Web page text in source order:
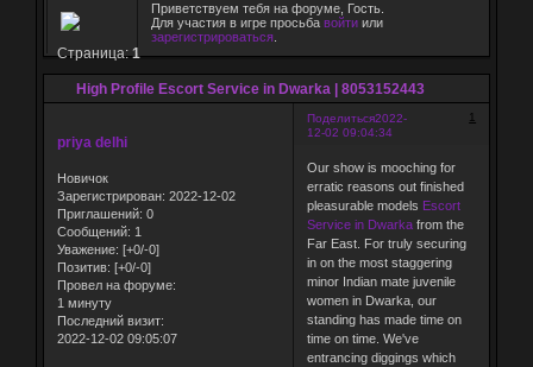
Приветствуем тебя на форуме, Гость.
Для участия в игре просьба войтиили
зарегистрироваться.
High Profile Escort Service in Dwarka | 8053152443
Страница:1
Поделиться 1
2022-
12-02 09:04:34
priya delhi
Новичок
Зарегистрирован: 2022-12-02
Приглашений: 0
Сообщений: 1
Уважение: [+0/-0]
Позитив: [+0/-0]
Провел на форуме:
1 минуту
Последний визит:
2022-12-02 09:05:07
Our show is mooching for
erratic reasons out finished
pleasurable models Escort
Service in Dwarkafrom the
Far East. For truly securing
in on the most staggering
minor Indian mate juvenile
women in Dwarka, our
standing has made time on
time on time. We've
entrancing diggings which